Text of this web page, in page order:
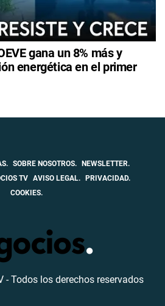
gana un 8% más y
energética en el primer
SOBRE NOSOTROS. NEWSLETTER.
TV AVISO LEGAL. PRIVACIDAD.
COOKIES.
Todos los derechos reservados